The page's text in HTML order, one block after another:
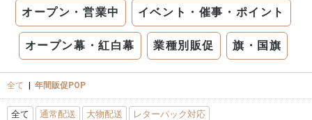
オープン・営業中 イベント・催事・ポイント
オープン幕・紅白幕 業種別販促 旗・国旗
全て | 年間販促POP
全て 通常配送 大物配送 レターパック対応